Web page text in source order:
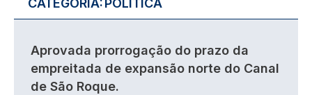
CATEGORIA:POLÍTICA
Aprovada prorrogação do prazo da
empreitada de expansão norte do Canal
de São Roque.